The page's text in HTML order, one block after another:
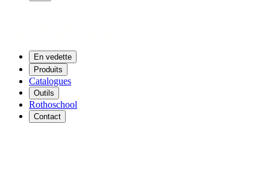
En vedette
Produits
Catalogues
Outils
Rothoschool
Contact